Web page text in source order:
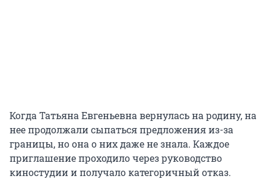
Когда Татьяна Евгеньевна вернулась на родину, на
нее продолжали сыпаться предложения из-за
границы, но она о них даже не знала. Каждое
приглашение проходило через руководство
киностудии и получало категоричный отказ.